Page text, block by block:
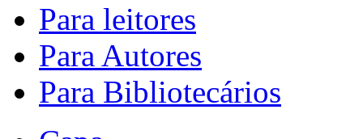
Para leitores
Para Autores
Para Bibliotecários